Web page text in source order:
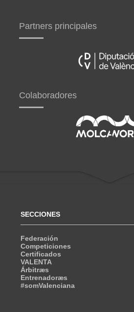
Partners principales
Colaboradores
SECCIONES
Federación
Competiciones
Certificados
VALENTA
Árbitræs
Entrenadoræs
#somValenciana